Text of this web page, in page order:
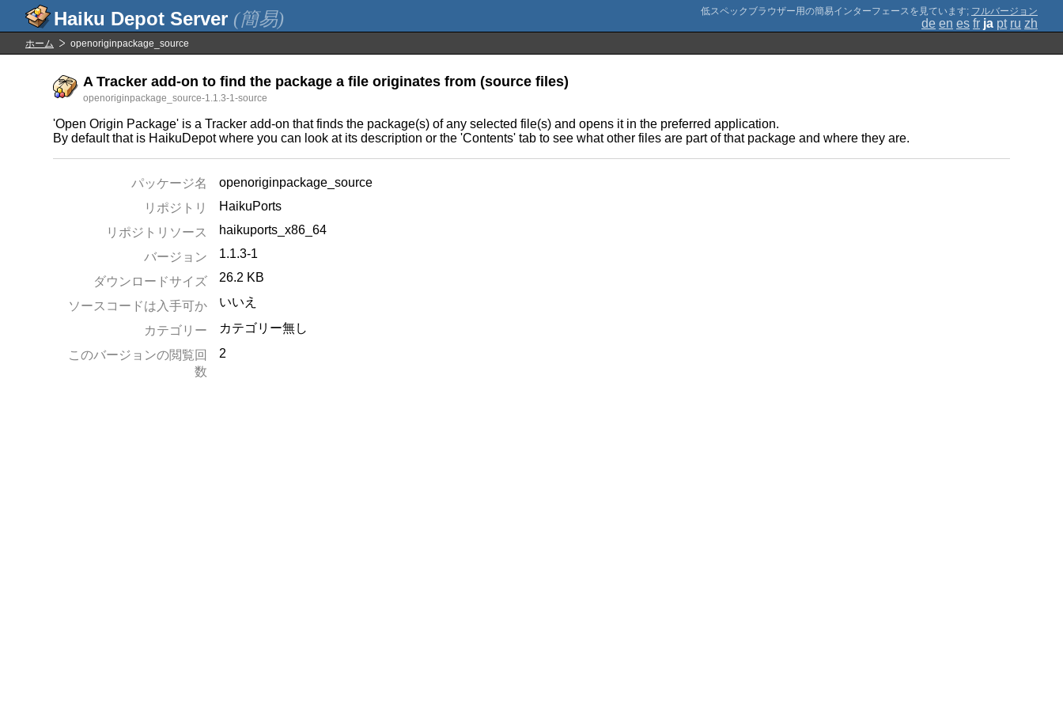
(簡易) ; フルバージョン
de en es fr ja pt ru zh
ホーム openoriginpackage_source
A Tracker add-on to find the package a file originates from (source files)
openoriginpackage_source-1.1.3-1-source
'Open Origin Package' is a Tracker add-on that finds the package(s) of any selected file(s) and opens it in the preferred application.
By default that is HaikuDepot where you can look at its description or the 'Contents' tab to see what other files are part of that package and where they are.
パッケージ名
openoriginpackage_source
リポジトリ
HaikuPorts
リポジトリソース
haikuports_x86_64
バージョン
1.1.3-1
ダウンロードサイズ 26.2 KB
ソースコードは入手可か いいえ
カテゴリー
カテゴリー無し
このバージョンの閲覧回
数
2